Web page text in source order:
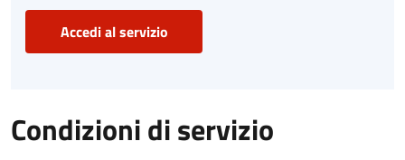
Accedi al servizio
Condizioni di servizio